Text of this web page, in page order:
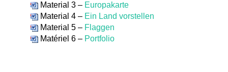
Material 3 – Europakarte
Material 4 – Ein Land vorstellen
Material 5 – Flaggen
Matériel 6 – Portfolio